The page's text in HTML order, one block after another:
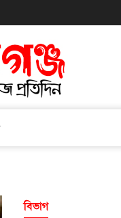
বিভাগ